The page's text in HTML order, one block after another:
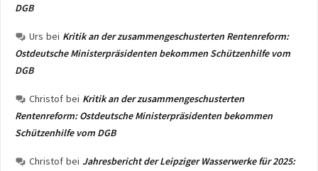
DGB
Urs bei Kritik an der zusammengeschusterten Rentenreform:
Ostdeutsche Ministerpräsidenten bekommen Schützenhilfe vom
DGB
Christof bei Kritik an der zusammengeschusterten
Rentenreform: Ostdeutsche Ministerpräsidenten bekommen
Schützenhilfe vom DGB
Christof bei Jahresbericht der Leipziger Wasserwerke für 2025: